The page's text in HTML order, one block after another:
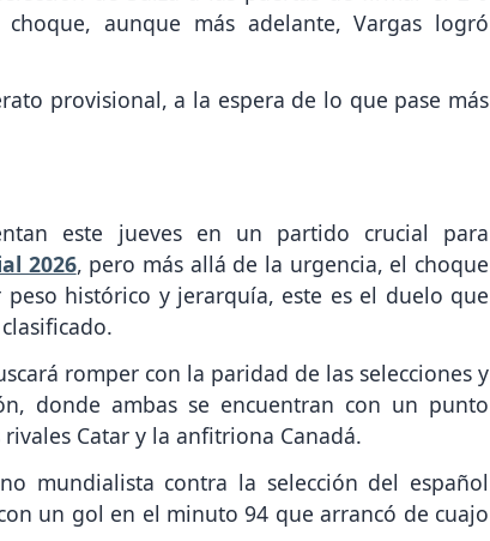
aunque más adelante, Vargas logró
provisional, a la espera de lo que pase más
este jueves en un partido crucial para
2026, pero más allá de la urgencia, el choque
histórico y jerarquía, este es el duelo que
romper con la paridad de las selecciones y
donde ambas se encuentran con un punto
Catar y la anfitriona Canadá.
mundialista contra la selección del español
un gol en el minuto 94 que arrancó de cuajo